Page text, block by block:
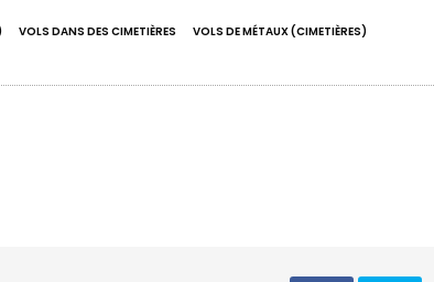
VOLS DANS DES CIMETIÈRES VOLS DE MÉTAUX (CIMETIÈRES)